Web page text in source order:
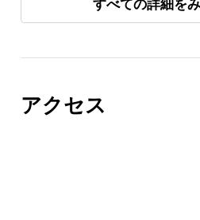
アクセス